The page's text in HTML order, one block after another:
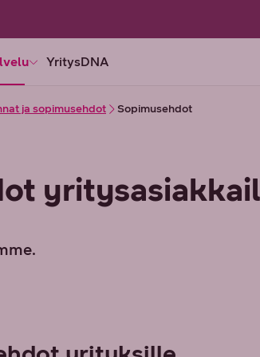
YritysDNA
ja sopimusehdot Sopimusehdot